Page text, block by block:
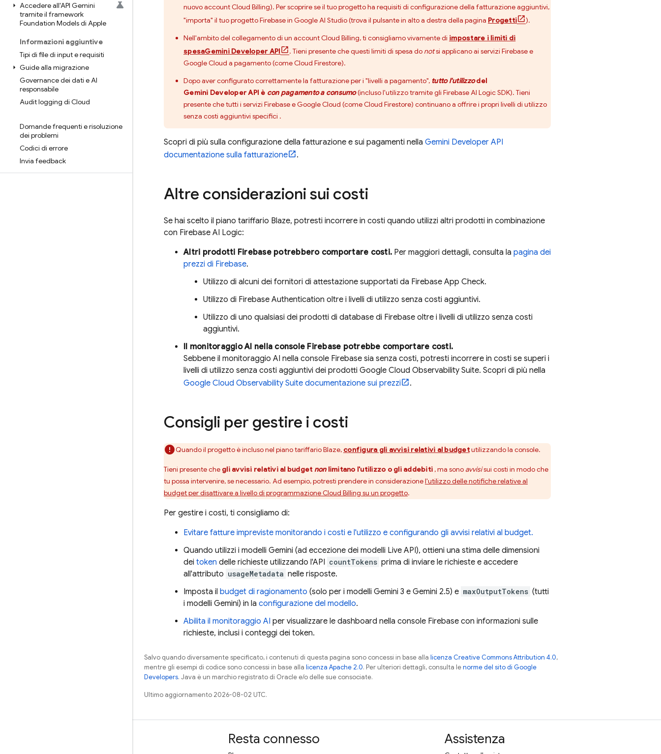
Accedere all'API Gemini
tramite il framework
Foundation Models di Apple
Informazioni aggiuntive
Tipi di file di input e requisiti
Guide alla migrazione
Governance dei dati e AI
responsabile
Audit logging di Cloud
Domande frequenti e risoluzione
dei problemi
Codici di errore
Invia feedback
nuovo accountCloud Billing). Per scoprire se il tuo progetto ha requisiti di configurazione della fatturazione aggiuntivi,
"importa" il tuo progetto Firebase in Google AI Studio(trova il pulsante in alto a destra della pagina Progetti
).
Nell'ambito del collegamento di un accountCloud Billing, ti consigliamo vivamente di impostare i limiti di
spesaGemini Developer API . Tieni presente che questi limiti di spesa do notsi applicano ai servizi Firebase e
Google Cloud a pagamento (comeCloud Firestore).
Dopo aver configurato correttamente la fatturazione per i "livelli a pagamento", tutto l'utilizzodel
Gemini Developer API è con pagamento a consumo(incluso l'utilizzo tramite gli Firebase AI LogicSDK). Tieni
presente che tutti i servizi Firebase eGoogle Cloud (comeCloud Firestore) continuano a offrire i propri livelli di utilizzo
senza costi aggiuntivi specifici .
Scopri di più sulla configurazione della fatturazione e sui pagamenti nella Gemini Developer API
documentazione sulla fatturazione
.
Altre considerazioni sui costi
Se hai scelto il piano tariffario Blaze, potresti incorrere in costi quando utilizzi altri prodotti in combinazione
con Firebase AI Logic:
Altri prodotti Firebase potrebbero comportare costi. Per maggiori dettagli, consulta la pagina dei
prezzi di Firebase.
Utilizzo di alcuni dei fornitori di attestazione supportati da Firebase App Check.
Utilizzo di Firebase Authentication oltre i livelli di utilizzo senza costi aggiuntivi.
Utilizzo di uno qualsiasi dei prodotti di database di Firebase oltre i livelli di utilizzo senza costi
aggiuntivi.
Il monitoraggio AI nella console Firebase potrebbe comportare costi.
Sebbene il monitoraggio AI nella console Firebase sia senza costi, potresti incorrere in costi se superi i
livelli di utilizzo senza costi aggiuntivi dei prodotti Google Cloud Observability Suite. Scopri di più nella
Google Cloud Observability Suite documentazione sui prezzi .
Consigli per gestire i costi
Quando il progetto è incluso nel piano tariffario Blaze, configura gli avvisi relativi al budgetutilizzando la console.
Tieni presente che gli avvisi relativi al budget nonlimitano l'utilizzo o gli addebiti , ma sono avvisisui costi in modo che
tu possa intervenire, se necessario. Ad esempio, potresti prendere in considerazionel'utilizzo delle notifiche relative al
budget per disattivare a livello di programmazioneCloud Billing su un progetto.
Per gestire i costi, ti consigliamo di:
Evitare fatture impreviste monitorando i costi e l'utilizzo e configurando gli avvisi relativi al budget.
Quando utilizzi i modelli Gemini (ad eccezione dei modelli Live API), ottieni una stima delle dimensioni
dei token delle richieste utilizzando l'API countTokens prima di inviare le richieste e accedere
all'attributo usageMetadata nelle risposte.
Imposta il budget di ragionamento (solo per i modelli Gemini 3 e Gemini 2.5) e maxOutputTokens (tutti
i modelli Gemini) in la configurazione del modello.
Abilita il monitoraggio AI per visualizzare le dashboard nella console Firebase con informazioni sulle
richieste, inclusi i conteggi dei token.
Salvo quando diversamente specificato, i contenuti di questa pagina sono concessi in base alla licenza Creative Commons Attribution 4.0,
mentre gli esempi di codice sono concessi in base alla licenza Apache 2.0. Per ulteriori dettagli, consulta lenorme del sito di Google
Developers. Java è un marchio registrato di Oracle e/o delle sue consociate.
Ultimo aggiornamento 2026-08-02 UTC.
Resta connesso Assistenza